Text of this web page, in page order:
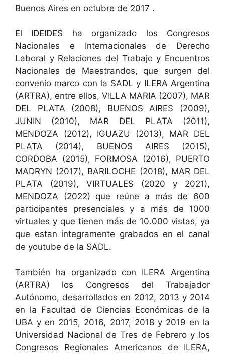
Buenos Aires en octubre de 2017 .
El IDEIDES ha organizado los Congresos
Nacionales e Internacionales de Derecho
Laboral y Relaciones del Trabajo y Encuentros
Nacionales de Maestrandos, que surgen del
convenio marco con la SADL y ILERA Argentina
(ARTRA), entre ellos, VILLA MARIA (2007), MAR
DEL PLATA (2008), BUENOS AIRES (2009),
JUNIN (2010), MAR DEL PLATA (2011),
MENDOZA (2012), IGUAZU (2013), MAR DEL
PLATA (2014), BUENOS AIRES (2015),
CORDOBA (2015), FORMOSA (2016), PUERTO
MADRYN (2017), BARILOCHE (2018), MAR DEL
PLATA (2019), VIRTUALES (2020 y 2021),
MENDOZA (2022) que reúne a más de 600
participantes presenciales y a más de 1000
virtuales y que tienen más de 10.000 vistas, ya
que estan integramente grabados en el canal
de youtube de la SADL.
También ha organizado con ILERA Argentina
(ARTRA) los Congresos del Trabajador
Autónomo, desarrollados en 2012, 2013 y 2014
en la Facultad de Ciencias Económicas de la
UBA y en 2015, 2016, 2017, 2018 y 2019 en la
Universidad Nacional de Tres de Febrero y los
Congresos Regionales Americanos de ILERA,